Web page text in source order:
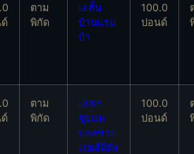
ตาม
พิกัด
เอตั้น
บ้านแรม
บ้า
100.0
ปอนด์
ตาม
พิกัด
เพชร
ชุมแพ
บอสชาย
เจมส์มีตัง
100.0
ปอนด์